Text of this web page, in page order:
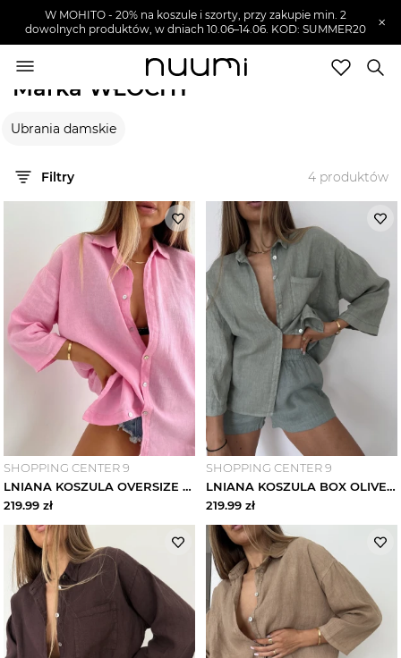
W MOHITO - 20% na koszule i szorty, przy zakupie min. 2
dowolnych produktów, w dniach 10.06–14.06. KOD: SUMMER20
×
Wyprzedaże
Marka WŁOCHY
Ubrania damskie
Filtry 4 produktów
SHOPPING CENTER 9
LNIANA KOSZULA OVERSIZE CANDY WŁOCHY
219.99 zł
SHOPPING CENTER 9
LNIANA KOSZULA BOX OLIVE WŁOCHY
219.99 zł